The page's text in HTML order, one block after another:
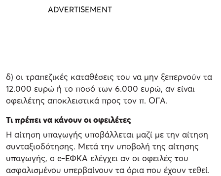
δ) οι τραπεζικές καταθέσεις του να μην ξεπερνούν τα
12.000 ευρώ ή το ποσό των 6.000 ευρώ, αν είναι
οφειλέτης αποκλειστικά προς τον π. ΟΓΑ.
Τι πρέπει να κάνουν οι οφειλέτες
Η αίτηση υπαγωγής υποβάλλεται μαζί με την αίτηση
συνταξιοδότησης. Μετά την υποβολή της αίτησης
υπαγωγής, ο e-ΕΦΚΑ ελέγχει αν οι οφειλές του
ασφαλισμένου υπερβαίνουν τα όρια που έχουν τεθεί.